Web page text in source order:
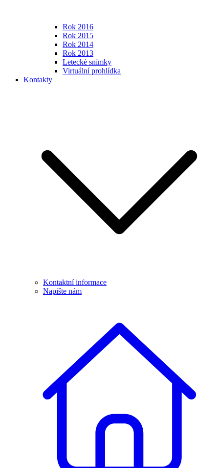
Rok 2016
Rok 2015
Rok 2014
Rok 2013
Letecké snímky
Virtuální prohlídka
Kontakty
Kontaktní informace
Napište nám